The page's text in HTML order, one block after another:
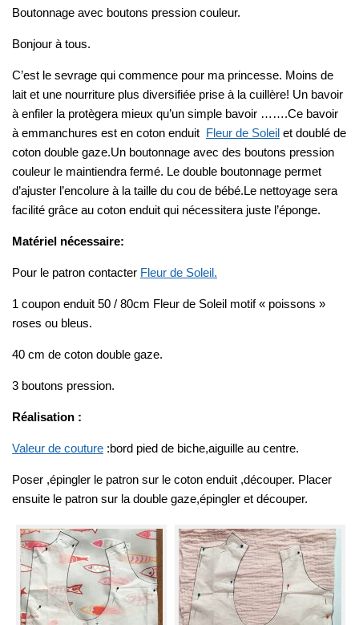
Boutonnage avec boutons pression couleur.
Bonjour à tous.
C’est le sevrage qui commence pour ma princesse. Moins de
lait et une nourriture plus diversifiée prise à la cuillère! Un bavoir
à enfiler la protègera mieux qu’un simple bavoir …….Ce bavoir
à emmanchures est en coton enduit Fleur de Soleil et doublé de
coton double gaze.Un boutonnage avec des boutons pression
couleur le maintiendra fermé. Le double boutonnage permet
d’ajuster l’encolure à la taille du cou de bébé.Le nettoyage sera
facilité grâce au coton enduit qui nécessitera juste l’éponge.
Matériel nécessaire:
Pour le patron contacter Fleur de Soleil.
1 coupon enduit 50 / 80cm Fleur de Soleil motif « poissons »
roses ou bleus.
40 cm de coton double gaze.
3 boutons pression.
Réalisation :
Valeur de couture :bord pied de biche,aiguille au centre.
Poser ,épingler le patron sur le coton enduit ,découper. Placer
ensuite le patron sur la double gaze,épingler et découper.